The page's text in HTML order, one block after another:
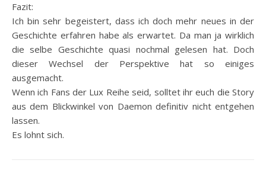
Fazit:
Ich bin sehr begeistert, dass ich doch mehr neues in der
Geschichte erfahren habe als erwartet. Da man ja wirklich
die selbe Geschichte quasi nochmal gelesen hat. Doch
dieser Wechsel der Perspektive hat so einiges
ausgemacht.
Wenn ich Fans der Lux Reihe seid, solltet ihr euch die Story
aus dem Blickwinkel von Daemon definitiv nicht entgehen
lassen.
Es lohnt sich.